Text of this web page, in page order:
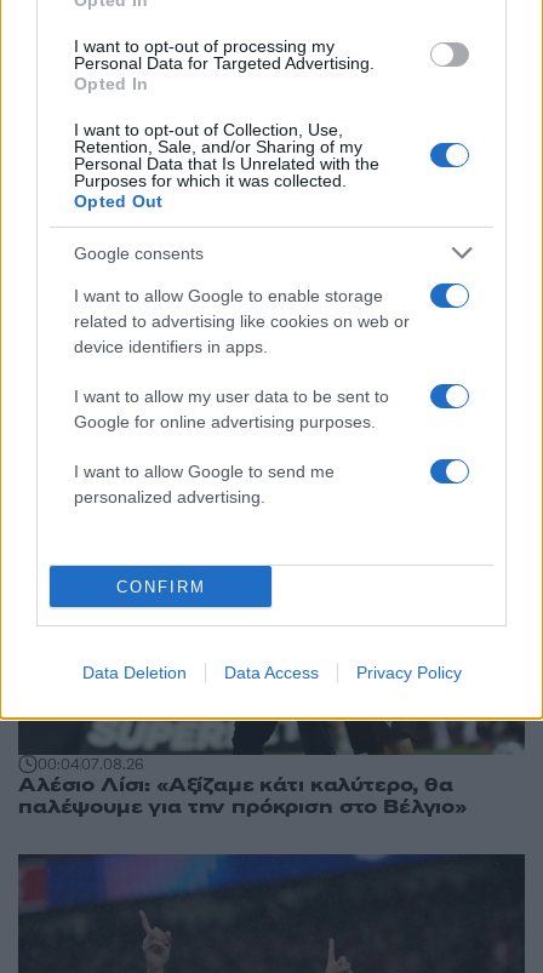
I want to opt-out of processing my
Personal Data for Targeted Advertising.
Opted In
I want to opt-out of Collection, Use,
Retention, Sale, and/or Sharing of my
Personal Data that Is Unrelated with the
Purposes for which it was collected.
Opted Out
Google consents
I want to allow Google to enable storage
related to advertising like cookies on web or
device identifiers in apps.
I want to allow my user data to be sent to
Google for online advertising purposes.
I want to allow Google to send me
personalized advertising.
CONFIRM
Data Deletion Data Access Privacy Policy
«συγκεντρωτικό μοντέλο»
Το πολωμένο μελτέμι που τροφοδότησε
τις φωτιές σε Αττική και Βοιωτία: «Από τα
ισχυρότερα επεισόδια των τελευταίων 50
χρόνων»
Κρανίου τόπος το Πόρτο Γερμενό μετά το
καταστροφικό πέρασμα της φωτιάς –
Ξεκίνησε η αυτοψία στα καμένα σπίτια
Αθλητικά:
Περισσότερα άρθρα
00:0407.08.26
Αλέσιο Λίσι: «Αξίζαμε κάτι καλύτερο, θα
παλέψουμε για την πρόκριση στο Βέλγιο»